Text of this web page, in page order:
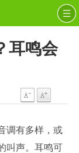
耳鸣会
调有多样，或
叫声。耳鸣可